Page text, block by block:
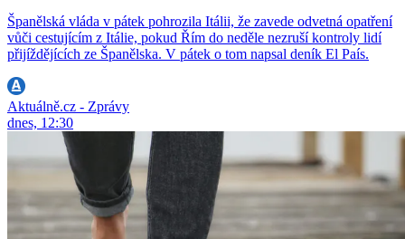
Španělská vláda v pátek pohrozila Itálii, že zavede odvetná opatření
vůči cestujícím z Itálie, pokud Řím do neděle nezruší kontroly lidí
přijíždějících ze Španělska. V pátek o tom napsal deník El País.
Aktuálně.cz - Zprávy
dnes, 12:30